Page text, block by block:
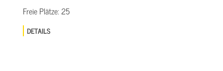
Freie Plätze:25
DETAILS